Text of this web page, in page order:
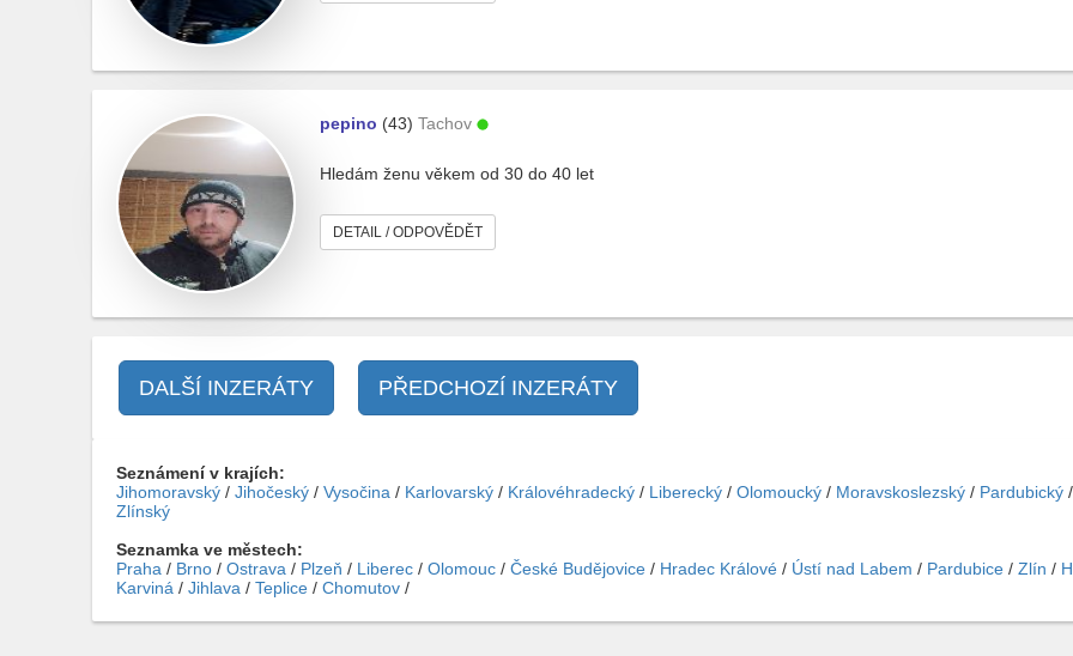
pepino (43) Tachov
Hledám ženu věkem od 30 do 40 let
DETAIL / ODPOVĚDĚT
DALŠÍ INZERÁTY PŘEDCHOZÍ INZERÁTY
Seznámení v krajích:
Jihomoravský / Jihočeský / Vysočina / Karlovarský / Královéhradecký / Liberecký / Olomoucký / Moravskoslezský / Pardubický /
Zlínský
Seznamka ve městech:
Praha / Brno / Ostrava / Plzeň / Liberec / Olomouc / České Budějovice / Hradec Králové / Ústí nad Labem / Pardubice / Zlín /
Karviná / Jihlava / Teplice / Chomutov /